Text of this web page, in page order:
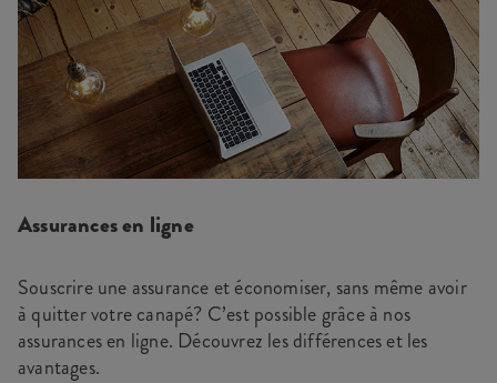
Assurances en ligne
Souscrire une assurance et économiser, sans même avoir
à quitter votre canapé? C’est possible grâce à nos
assurances en ligne. Découvrez les différences et les
avantages.